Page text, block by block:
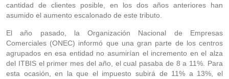
cantidad de clientes posible, en los dos años anteriores han
asumido el aumento escalonado de este tributo.
El año pasado, la Organización Nacional de Empresas
Comerciales (ONEC) informó que una gran parte de los centros
agrupados en esa entidad no asumirían el incremento en el alza
del ITBIS el primer mes del año, el cual pasaba de 8 a 11%. Para
esta ocasión, en la que el impuesto subirá de 11% a 13%, el